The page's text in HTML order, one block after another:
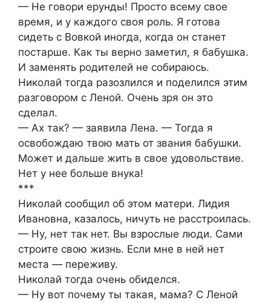
— Не говори ерунды! Просто всему свое
время, и у каждого своя роль. Я готова
сидеть с Вовкой иногда, когда он станет
постарше. Как ты верно заметил, я бабушка.
И заменять родителей не собираюсь.
Николай тогда разозлился и поделился этим
разговором с Леной. Очень зря он это
сделал.
— Ах так? — заявила Лена. — Тогда я
освобождаю твою мать от звания бабушки.
Может и дальше жить в свое удовольствие.
Нет у нее больше внука!
***
Николай сообщил об этом матери. Лидия
Ивановна, казалось, ничуть не расстроилась.
— Ну, нет так нет. Вы взрослые люди. Сами
строите свою жизнь. Если мне в ней нет
места — переживу.
Николай тогда очень обиделся.
— Ну вот почему ты такая, мама? С Леной